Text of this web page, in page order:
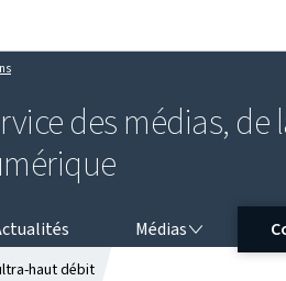
des médias,
Médias
MÉDIAS
haut débit